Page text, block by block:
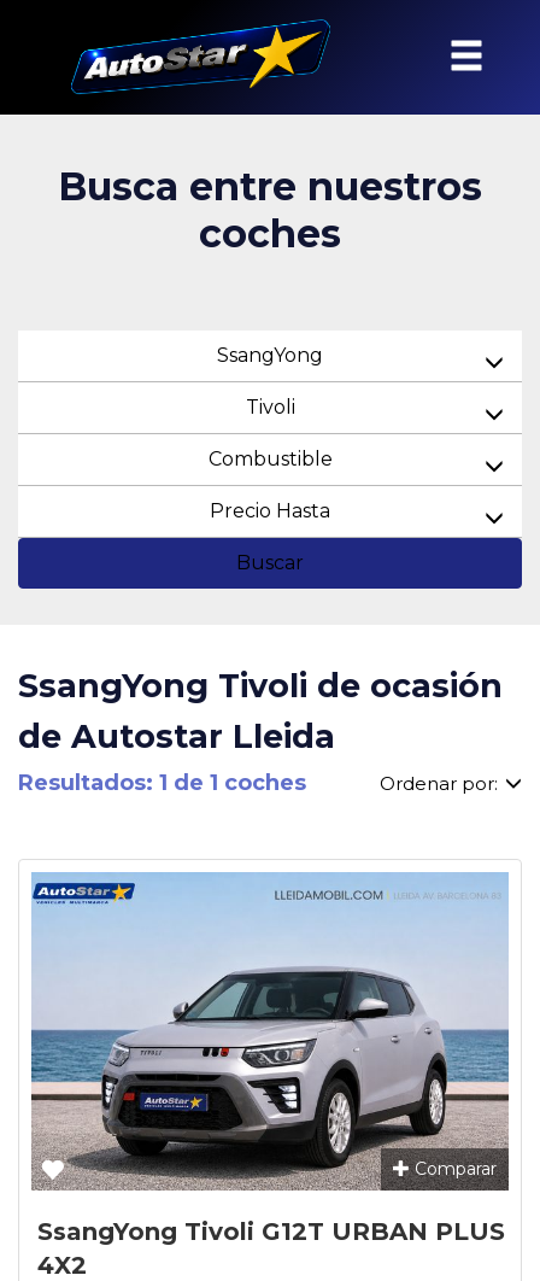
Busca entre nuestros
coches
SsangYong
Tivoli
Combustible
Precio Hasta
Buscar
SsangYong Tivoli de ocasión
de Autostar Lleida
Resultados: 1 de 1 coches Ordenar por:
Comparar
SsangYong Tivoli G12T URBAN PLUS
4X2